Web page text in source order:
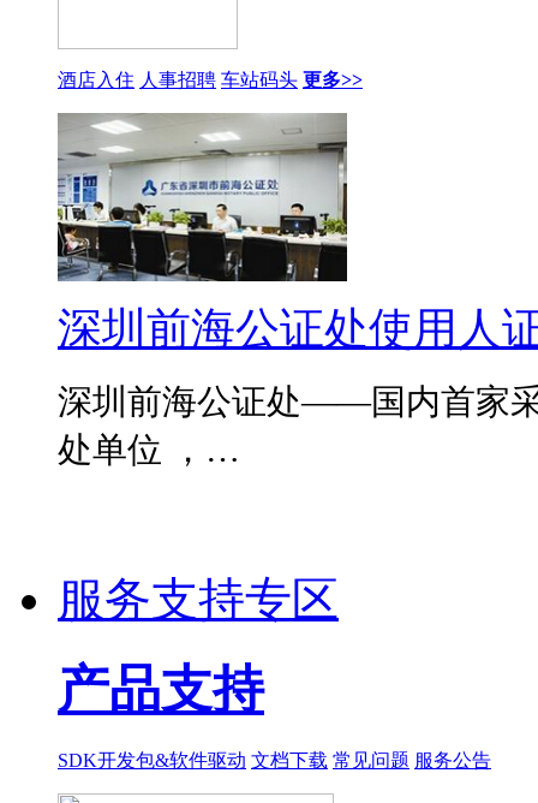
酒店入住 人事招聘 车站码头 更多>>
深圳前海公证处使用人
深圳前海公证处——国内首家
处单位 ，…
服务支持专区
产品支持
SDK开发包&软件驱动 文档下载 常见问题 服务公告